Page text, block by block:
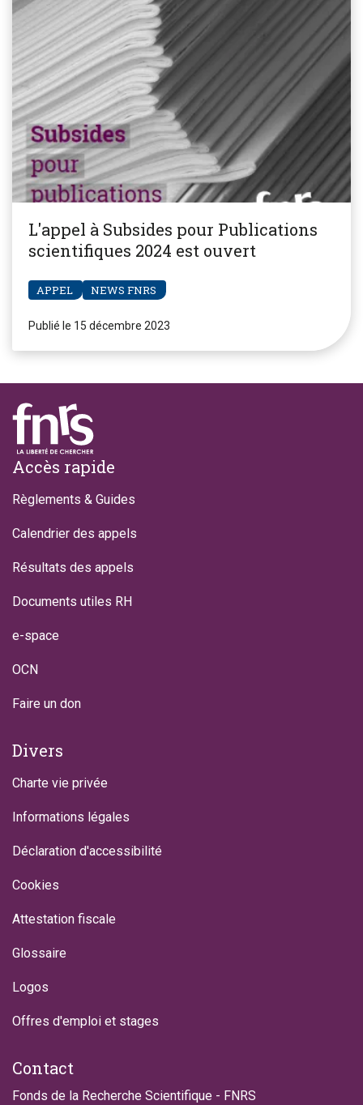
L'appel à Subsides pour Publications
scientifiques 2024 est ouvert
APPEL NEWS FNRS
Publié le 15 décembre 2023
Footer
Accès rapide
Règlements & Guides
Calendrier des appels
Résultats des appels
Documents utiles RH
e-space
OCN
Faire un don
Divers
Charte vie privée
Informations légales
Déclaration d'accessibilité
Cookies
Attestation fiscale
Glossaire
Logos
Offres d'emploi et stages
Contact
Fonds de la Recherche Scientifique - FNRS